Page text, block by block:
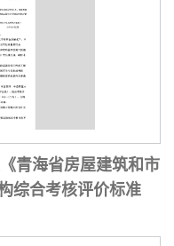
青海省房屋建筑和市
综合考核评价标准